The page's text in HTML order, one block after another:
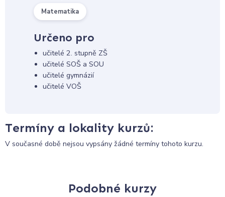
Matematika
Určeno pro
učitelé 2. stupně ZŠ
učitelé SOŠ a SOU
učitelé gymnázií
učitelé VOŠ
Termíny a lokality kurzů:
V současné době nejsou vypsány žádné termíny tohoto kurzu.
Podobné kurzy